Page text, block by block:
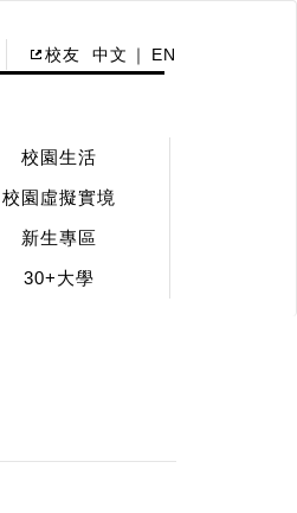
校友 中文 EN
校園生活
校園虛擬實境
新生專區
30+大學